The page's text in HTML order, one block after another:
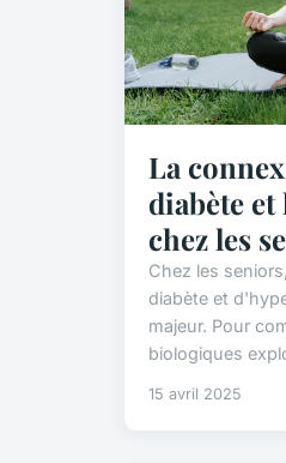
La
diabète
chez les
Chez les
diabète et
majeur. Pour
biologiques
15 avril 2025